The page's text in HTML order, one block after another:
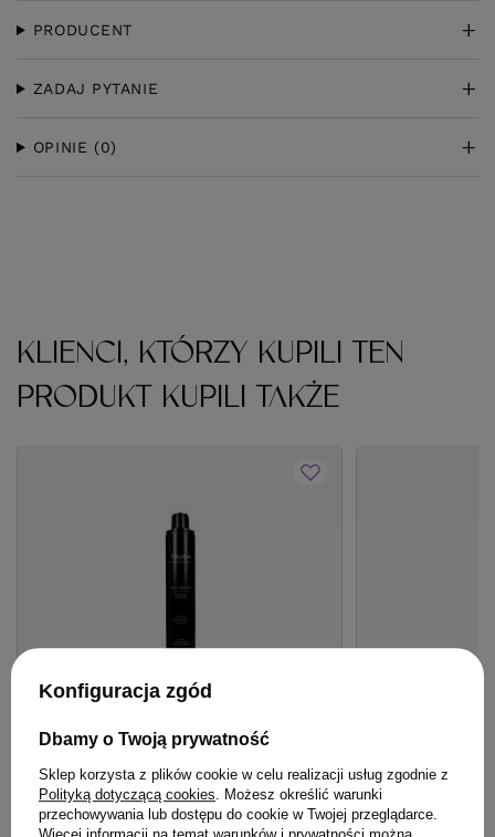
PRODUCENT
ZADAJ PYTANIE
OPINIE (0)
KLIENCI, KTÓRZY KUPILI TEN
PRODUKT KUPILI TAKŻE
Lakier Artego Touch Hot Shot mocno
utrwalający 500 ml
Spray Hair
keratyną
Konfiguracja zgód
Dbamy o Twoją prywatność
Sklep korzysta z plików cookie w celu realizacji usług zgodnie z
Polityką dotyczącą cookies . Możesz określić warunki
przechowywania lub dostępu do cookie w Twojej przeglądarce.